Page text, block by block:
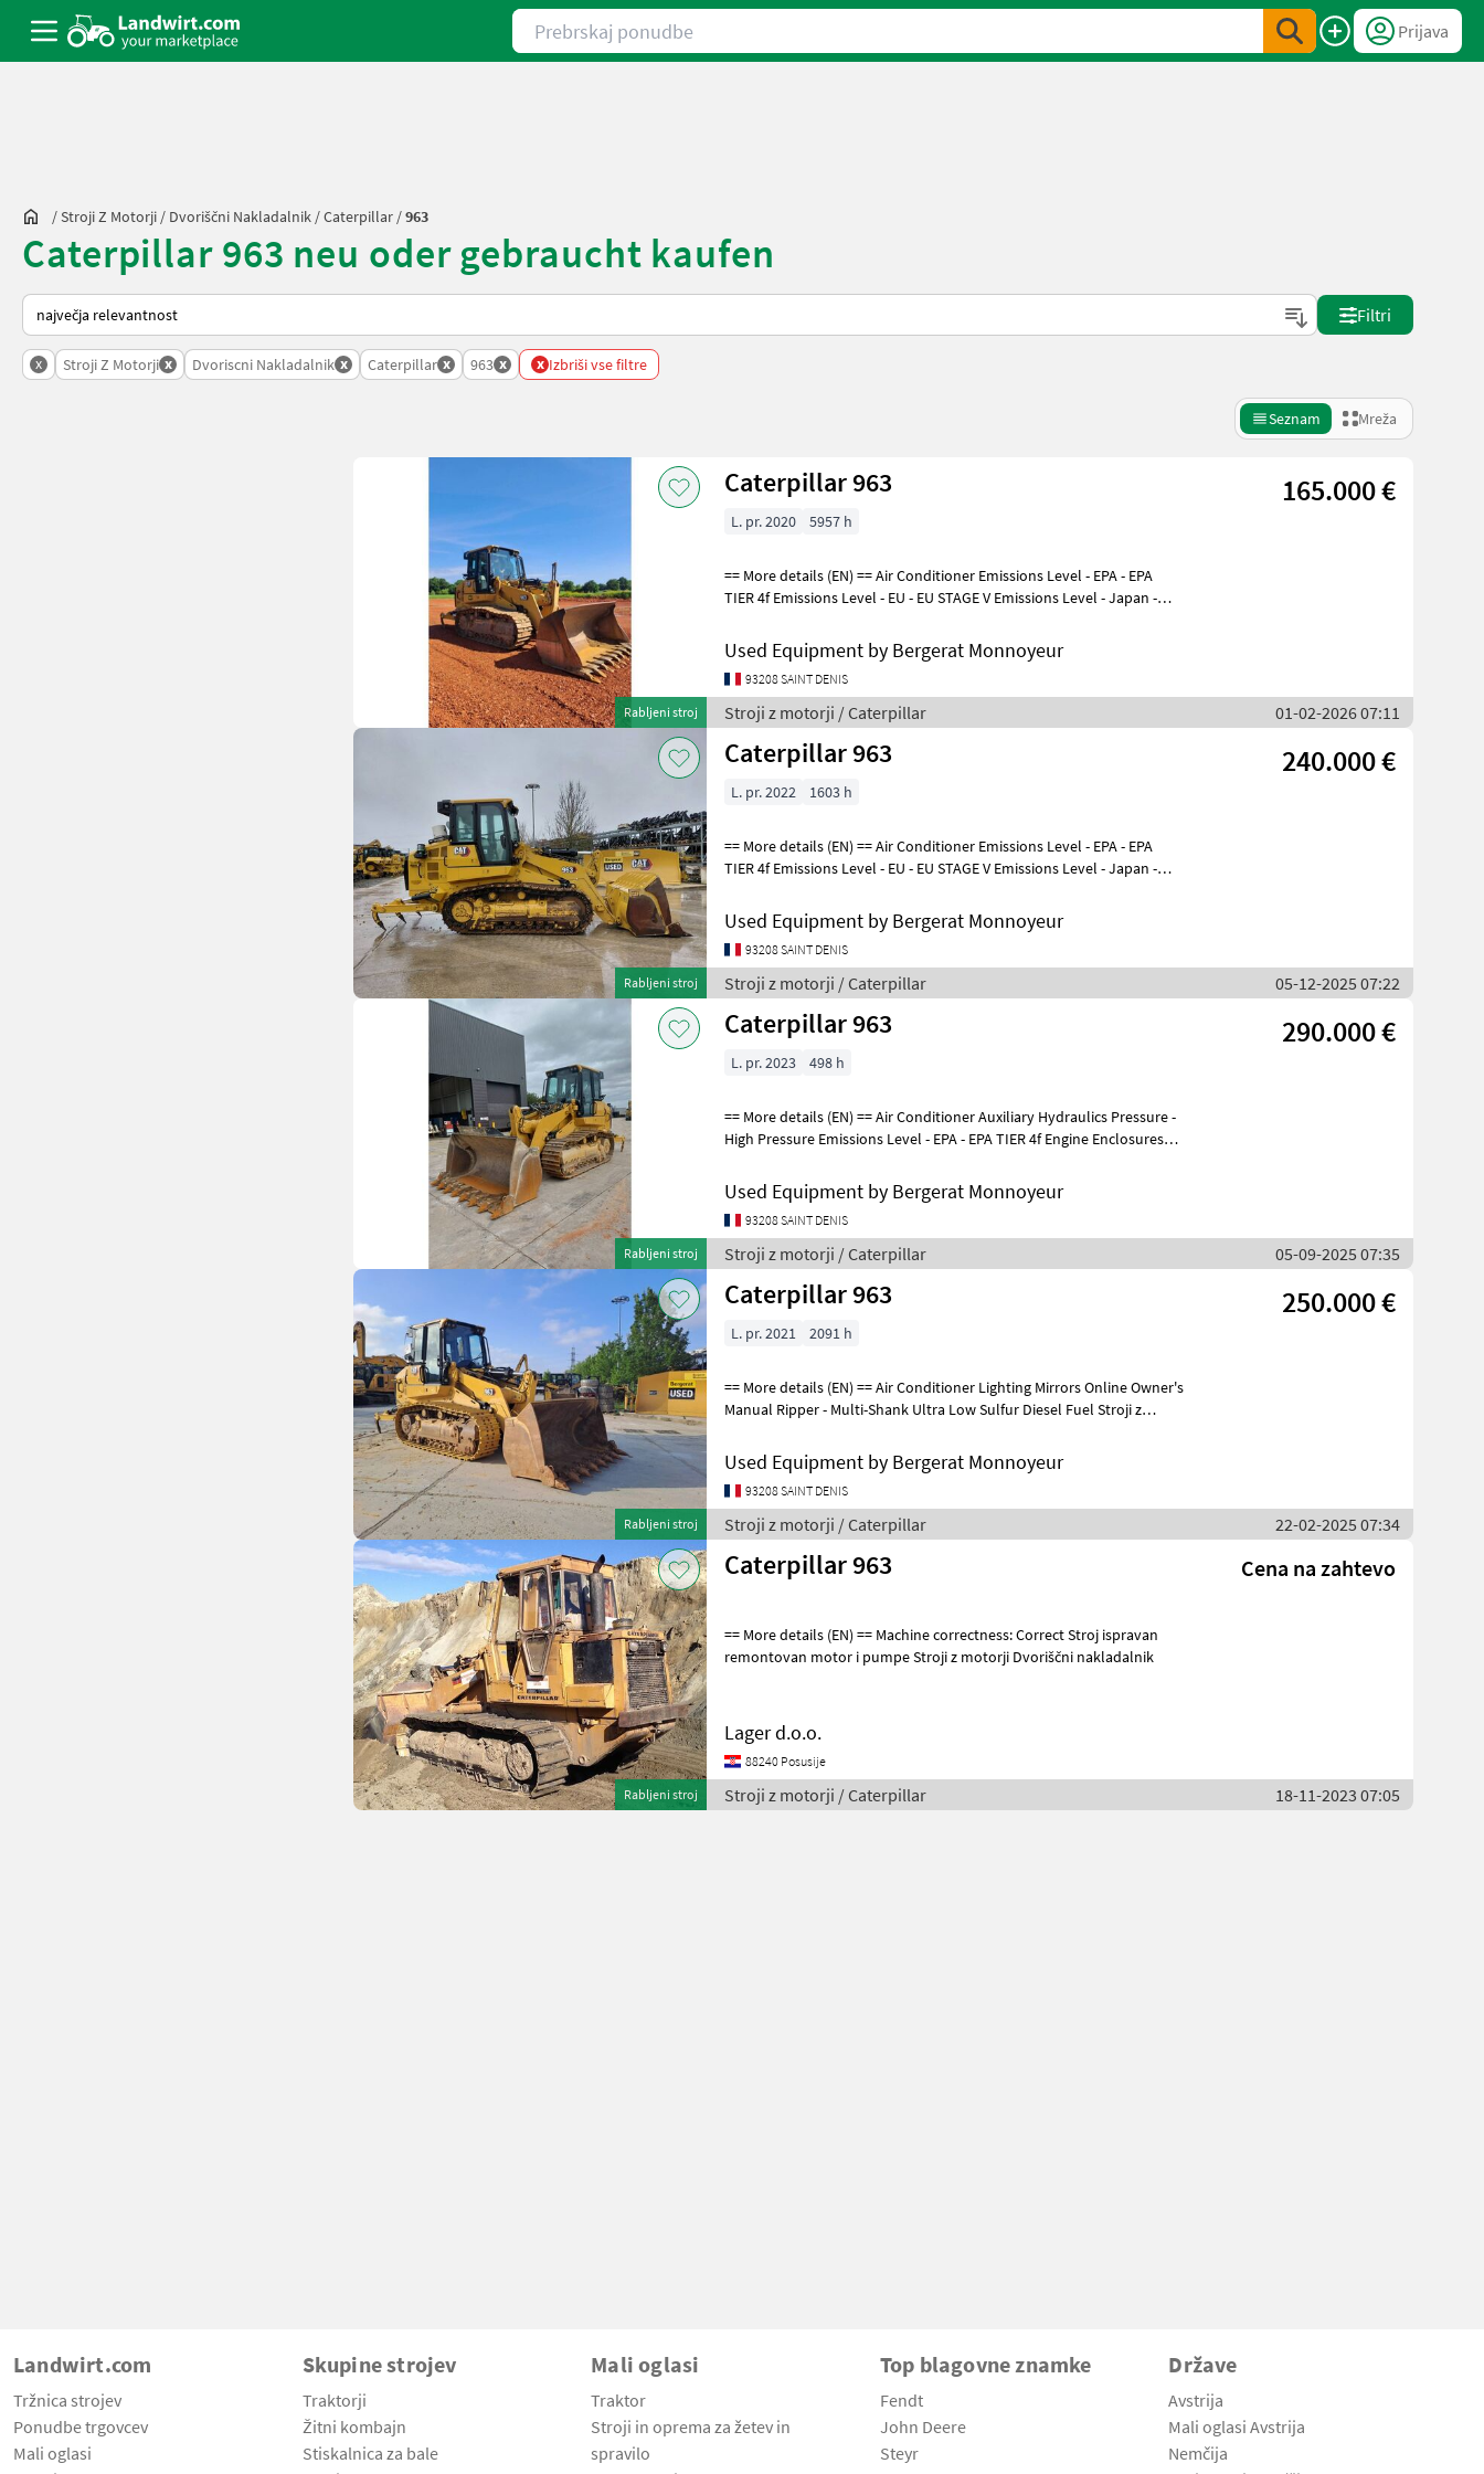
Prebrskaj ponudbe
Prijava
/Stroji Z Motorji / Dvoriščni Nakladalnik /Caterpillar /963
Caterpillar 963 neu oder gebraucht kaufen
Tako je razvrščeno na Landwirt.com
Filtri
x Stroji Z Motorji x Dvoriscni Nakladalnik x Caterpillar x 963 x x Izbriši vse filtre
Seznam Mreža
Rabljeni stroj
Caterpillar 963 165.000 €
L. pr. 2020 5957 h
== More details (EN) == Air Conditioner Emissions Level - EPA - EPA
TIER 4f Emissions Level - EU - EU STAGE V Emissions Level - Japan -
Used Equipment by Bergerat Monnoyeur
93208 SAINT DENIS
Stroji z motorji / Caterpillar 01-02-2026 07:11
Rabljeni stroj
Caterpillar 963 240.000 €
L. pr. 2022 1603 h
== More details (EN) == Air Conditioner Emissions Level - EPA - EPA
TIER 4f Emissions Level - EU - EU STAGE V Emissions Level - Japan -
Used Equipment by Bergerat Monnoyeur
93208 SAINT DENIS
Stroji z motorji / Caterpillar 05-12-2025 07:22
Rabljeni stroj
Caterpillar 963 290.000 €
L. pr. 2023 498 h
== More details (EN) == Air Conditioner Auxiliary Hydraulics Pressure -
High Pressure Emissions Level - EPA - EPA TIER 4f Engine Enclosures
Used Equipment by Bergerat Monnoyeur
93208 SAINT DENIS
Stroji z motorji / Caterpillar 05-09-2025 07:35
Rabljeni stroj
Caterpillar 963 250.000 €
L. pr. 2021 2091 h
== More details (EN) == Air Conditioner Lighting Mirrors Online Owner's
Manual Ripper - Multi-Shank Ultra Low Sulfur Diesel Fuel Stroji z
Used Equipment by Bergerat Monnoyeur
93208 SAINT DENIS
Stroji z motorji / Caterpillar 22-02-2025 07:34
Rabljeni stroj
Caterpillar 963 Cena na zahtevo
== More details (EN) == Machine correctness: Correct Stroj ispravan
remontovan motor i pumpe Stroji z motorji Dvoriščni nakladalnik
Lager d.o.o.
88240 Posusije
Stroji z motorji / Caterpillar 18-11-2023 07:05
Landwirt.com
Tržnica strojev
Ponudbe trgovcev
Mali oglasi
Skupine strojev
Traktorji
Žitni kombajn
Stiskalnica za bale
Mali oglasi
Traktor
Stroji in oprema za žetev in
spravilo
Top blagovne znamke
Fendt
John Deere
Steyr
Države
Avstrija
Mali oglasi Avstrija
Nemčija